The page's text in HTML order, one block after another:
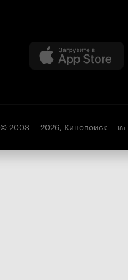
© 2003 — 2026, Кинопоиск 18+